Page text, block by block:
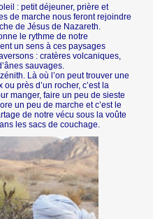
: petit déjeuner, prière et
de marche nous feront rejoindre
de Jésus de Nazareth.
le rythme de notre
un sens à ces paysages
: cratères volcaniques,
sauvages.
Là où l’on peut trouver une
près d’un rocher, c’est la
manger, faire un peu de sieste
un peu de marche et c’est le
de notre vécu sous la voûte
les sacs de couchage.